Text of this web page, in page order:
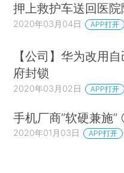
押上救护车送回医院
2020年03月04日 APP打开
【公司】华为改用
府封锁
2020年03月02日 APP打开
手机厂商“软硬兼施”
2020年01月03日 APP打开